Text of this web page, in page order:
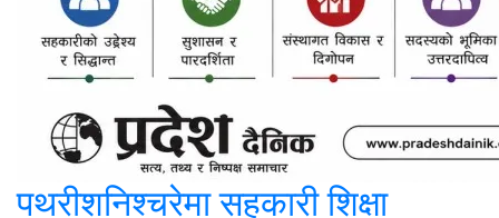
पथरीशनिश्चरेमा सहकारी शिक्षा